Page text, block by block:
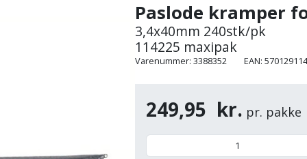
Paslode kramper
3,4x40mm 240stk/pk
114225 maxipak
Varenummer: 3388352 EAN:
249,95 kr. pr. pakke